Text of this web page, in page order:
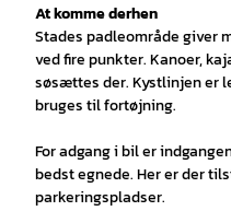
At komme derhen
Stades padleområde giver
ved fire punkter. Kanoer,
søsættes der. Kystlinjen er
bruges til fortøjning.
For adgang i bil er
bedst egnede. Her er der
parkeringspladser.